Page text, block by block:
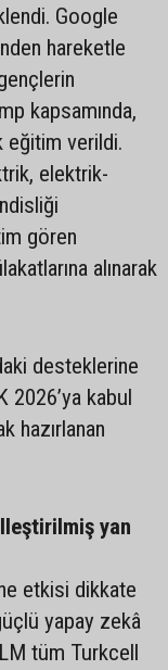
Google
hareketle
kapsamında,
eğitim verildi.
elektrik-
gören
alınarak
desteklerine
2026’ya kabul
hazırlanan
yan
etkisi dikkate
yapay zekâ
tüm Turkcell